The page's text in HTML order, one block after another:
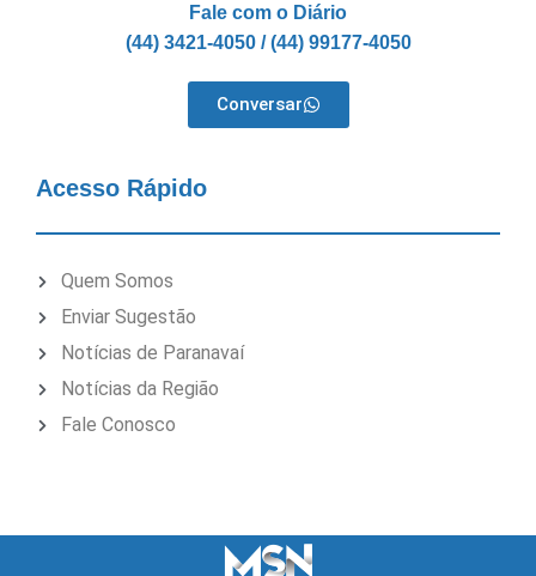
Fale com o Diário
(44) 3421-4050 / (44) 99177-4050
Conversar
Acesso Rápido
Quem Somos
Enviar Sugestão
Notícias de Paranavaí
Notícias da Região
Fale Conosco